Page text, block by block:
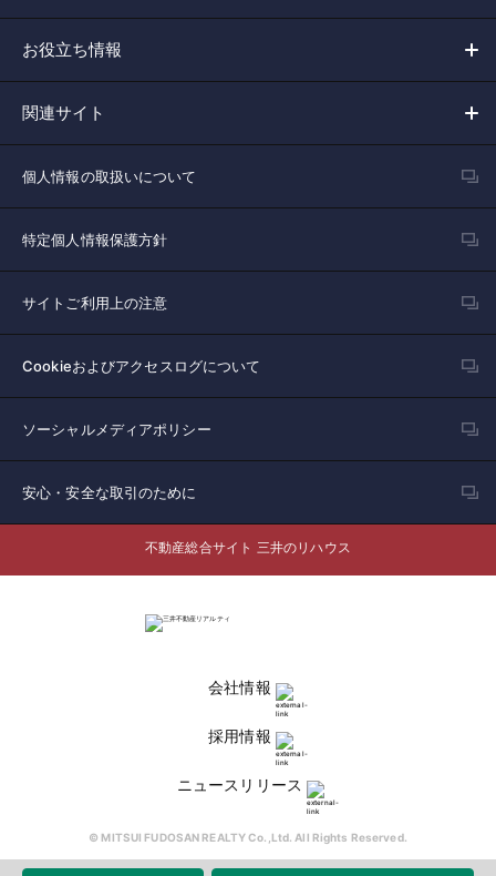
お役立ち情報
関連サイト
個人情報の取扱いについて
特定個人情報保護方針
サイトご利用上の注意
Cookieおよびアクセスログについて
ソーシャルメディアポリシー
安心・安全な取引のために
不動産総合サイト 三井のリハウス
会社情報
採用情報
ニュースリリース
© MITSUI FUDOSAN REALTY Co.,Ltd. All Rights Reserved.